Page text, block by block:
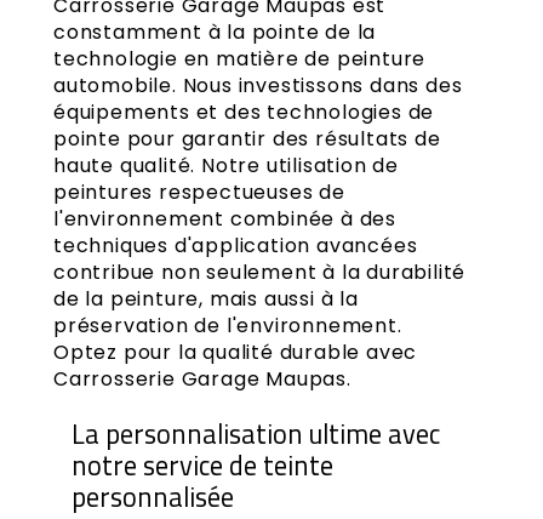
constamment à la pointe de la
technologie en matière de peinture
automobile. Nous investissons dans des
équipements et des technologies de
pointe pour garantir des résultats de
haute qualité. Notre utilisation de
peintures respectueuses de
l'environnement combinée à des
techniques d'application avancées
contribue non seulement à la durabilité
de la peinture, mais aussi à la
préservation de l'environnement.
Optez pour la qualité durable avec
Carrosserie Garage Maupas.
La personnalisation ultime avec
notre service de teinte
personnalisée